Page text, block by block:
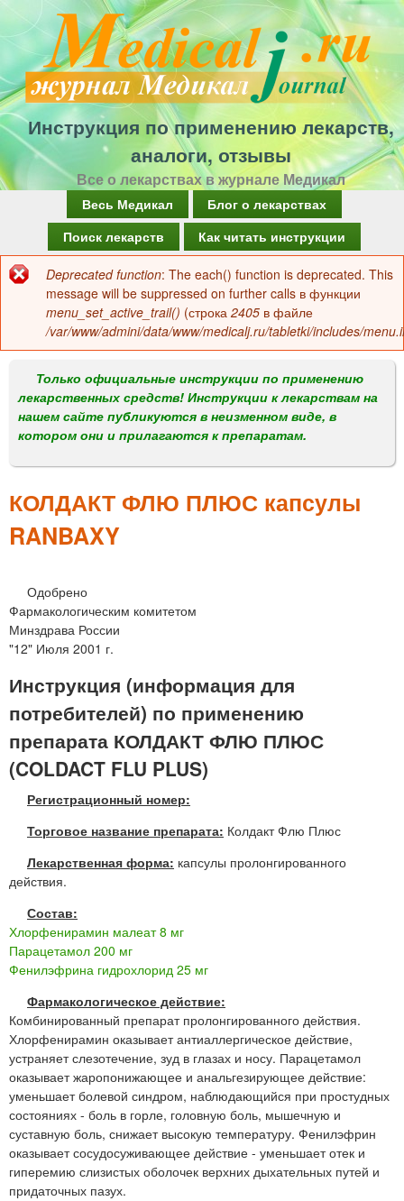
Перейти
к
основному
содержанию
Инструкция по применению лекарств,
аналоги, отзывы
Все о лекарствах в журнале Медикал
а
в
о
м
е
н
Весь Медикал
Блог о лекарствах
Поиск лекарств
Как читать инструкции
Сообщение
об
ошибке
Deprecated function: The each() function is deprecated. This
message will be suppressed on further calls в функции
menu_set_active_trail() (строка 2405 в файле
/var/www/admini/data/www/medicalj.ru/tabletki/includes/
Только официальные инструкции по применению
лекарственных средств! Инструкции к лекарствам на
нашем сайте публикуются в неизменном виде, в
котором они и прилагаются к препаратам.
КОЛДАКТ ФЛЮ ПЛЮС капсулы
RANBAXY
Одобрено
Фармакологическим комитетом
Минздрава России
"12" Июля 2001 г.
Инструкция (информация для
потребителей) по применению
препарата КОЛДАКТ ФЛЮ ПЛЮС
(COLDACT FLU PLUS)
Регистрационный номер:
Торговое название препарата: Колдакт Флю Плюс
Лекарственная форма: капсулы пролонгированного
действия.
Состав:
Хлорфенирамин малеат 8 мг
Парацетамол 200 мг
Фенилэфрина гидрохлорид 25 мг
Фармакологическое действие:
Комбинированный препарат пролонгированного действия.
Хлорфенирамин оказывает антиаллергическое действие,
устраняет слезотечение, зуд в глазах и носу. Парацетамол
оказывает жаропонижающее и анальгезирующее действие:
уменьшает болевой синдром, наблюдающийся при простудных
состояниях - боль в горле, головную боль, мышечную и
суставную боль, снижает высокую температуру. Фенилэфрин
оказывает сосудосуживающее действие - уменьшает отек и
гиперемию слизистых оболочек верхних дыхательных путей и
придаточных пазух.